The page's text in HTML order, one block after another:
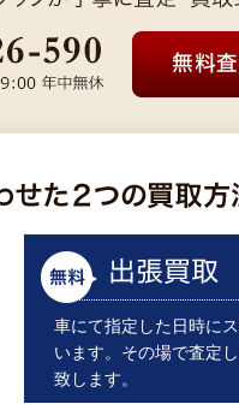
車にて指定した日時に
います。その場で査定
致します。